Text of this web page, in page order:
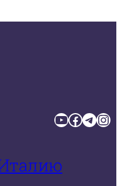
YouTube Facebook TelegramInstagram